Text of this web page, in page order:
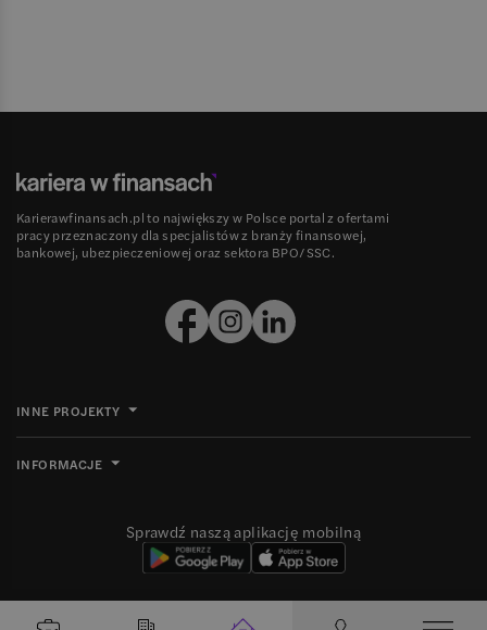
Karierawfinansach.pl to największy w Polsce portal z ofertami
pracy przeznaczony dla specjalistów z branży finansowej,
bankowej, ubezpieczeniowej oraz sektora BPO/SSC.
INNE PROJEKTY
INFORMACJE
Sprawdź naszą aplikację mobilną